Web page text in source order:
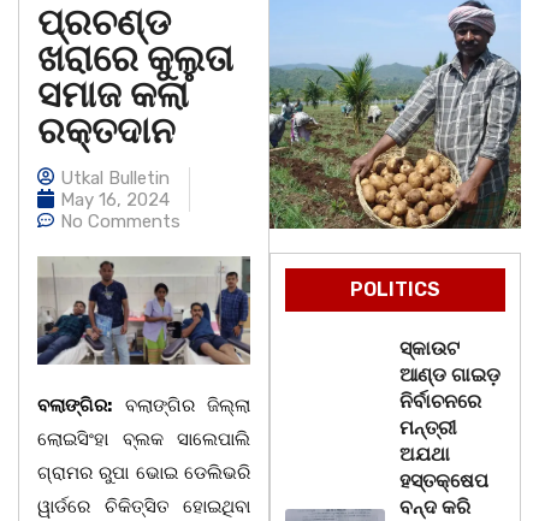
ପ୍ରଚଣ୍ଡ
ଖରାରେ କୁଲୁତା
ସମାଜ କଲା
ରକ୍ତଦାନ
Utkal Bulletin
May 16, 2024
No Comments
ବଲାଙ୍ଗିର: ବଲାଙ୍ଗିର ଜିଲ୍ଲା
ଲୋଇସିଂହା ବ୍ଲକ ସାଲେପାଲି
ଗ୍ରାମର ରୁପା ଭୋଇ ଡେଲିଭରି
ୱାର୍ଡରେ ଚିକିତ୍ସିତ ହୋଇଥିବା
POLITICS
ସ୍କାଉଟ
ଆଣ୍ଡ ଗାଇଡ଼
ନିର୍ବାଚନରେ
ମନ୍ତ୍ରୀ
ଅଯଥା
ହସ୍ତକ୍ଷେପ
ବନ୍ଦ କରି